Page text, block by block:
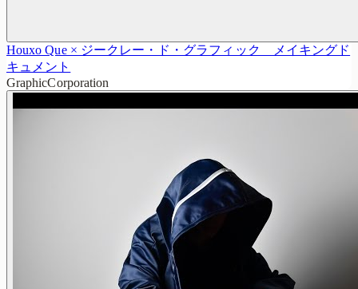
Houxo Que × ジークレー・ド・グラフィック メイキングド
キュメント
GraphicCorporation